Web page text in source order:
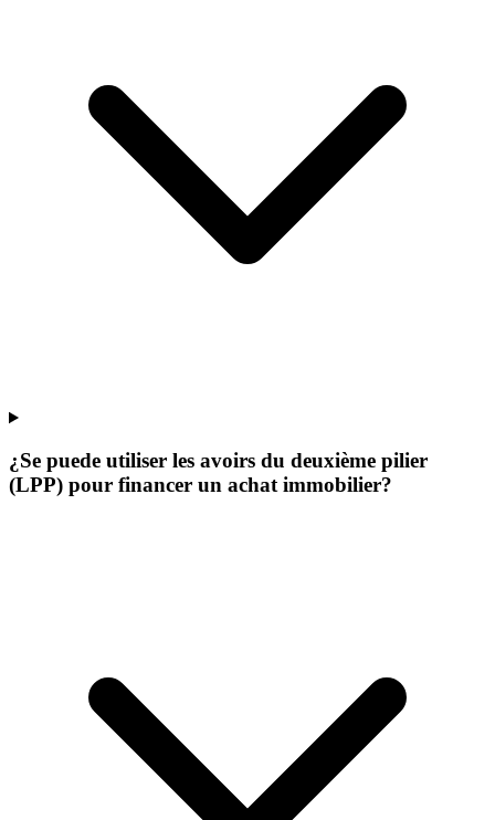
¿Se puede utiliser les avoirs du deuxième pilier
(LPP) pour financer un achat immobilier?